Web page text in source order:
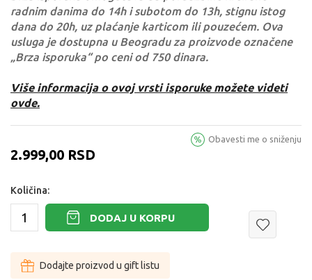
radnim danima do 14h i subotom do 13h, stignu istog
dana do 20h, uz plaćanje karticom ili pouzećem. Ova
usluga je dostupna u Beogradu za proizvode označene
„Brza isporuka“ po ceni od 750 dinara.
Više informacija o ovoj vrsti isporuke možete videti
ovde.
2.999,00 RSD
Obavesti me o sniženju
Količina:
DODAJ U KORPU
Dodajte proizvod u gift listu